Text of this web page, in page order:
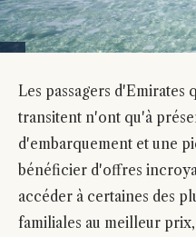
Les passagers d'Emirates
transitent n'ont qu'à
d'embarquement et une
bénéficier d'offres
accéder à certaines des
familiales au meilleur